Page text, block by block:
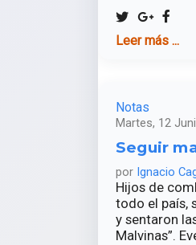
Leer más ...
Notas
Martes, 12
Seguir
por Ignacio
Hijos de
todo el país,
y sentaron
Malvinas”.